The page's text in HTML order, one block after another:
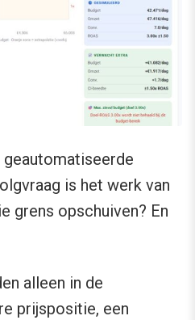
geautomatiseerde
is het werk van
grens opschuiven? En
alleen in de
prijspositie, een